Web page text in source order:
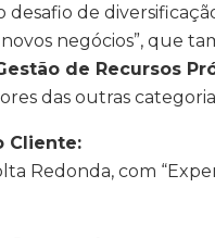
desafio de
negócios”, que
de Recursos
das outras
Cliente:
Redonda, com